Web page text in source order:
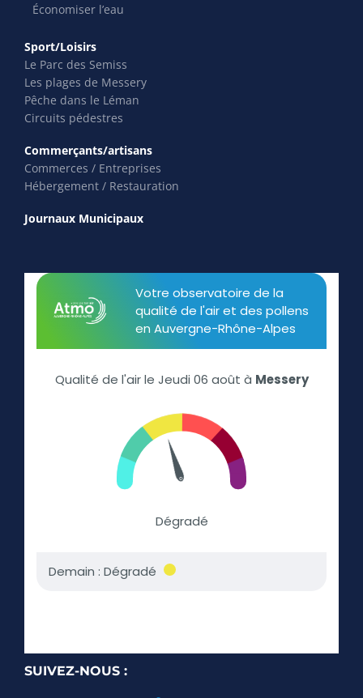
Économiser l’eau
Sport/Loisirs
Le Parc des Semiss
Les plages de Messery
Pêche dans le Léman
Circuits pédestres
Commerçants/artisans
Commerces / Entreprises
Hébergement / Restauration
Journaux Municipaux
SUIVEZ-NOUS :